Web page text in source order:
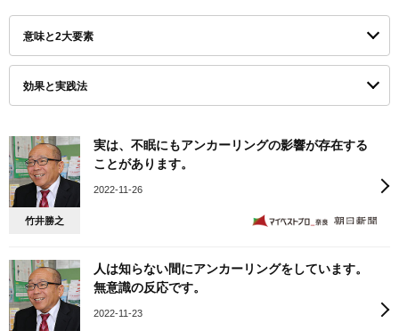
意味と2大要素
効果と実践法
竹井勝之
実は、不眠にもアンカーリングの影響が存在する
ことがあります。
2022-11-26
人は知らない間にアンカーリングをしています。
無意識の反応です。
2022-11-23